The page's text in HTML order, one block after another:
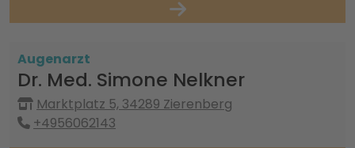
Augenarzt
Dr. Med. Simone Nelkner
Marktplatz 5, 34289 Zierenberg
+4956062143